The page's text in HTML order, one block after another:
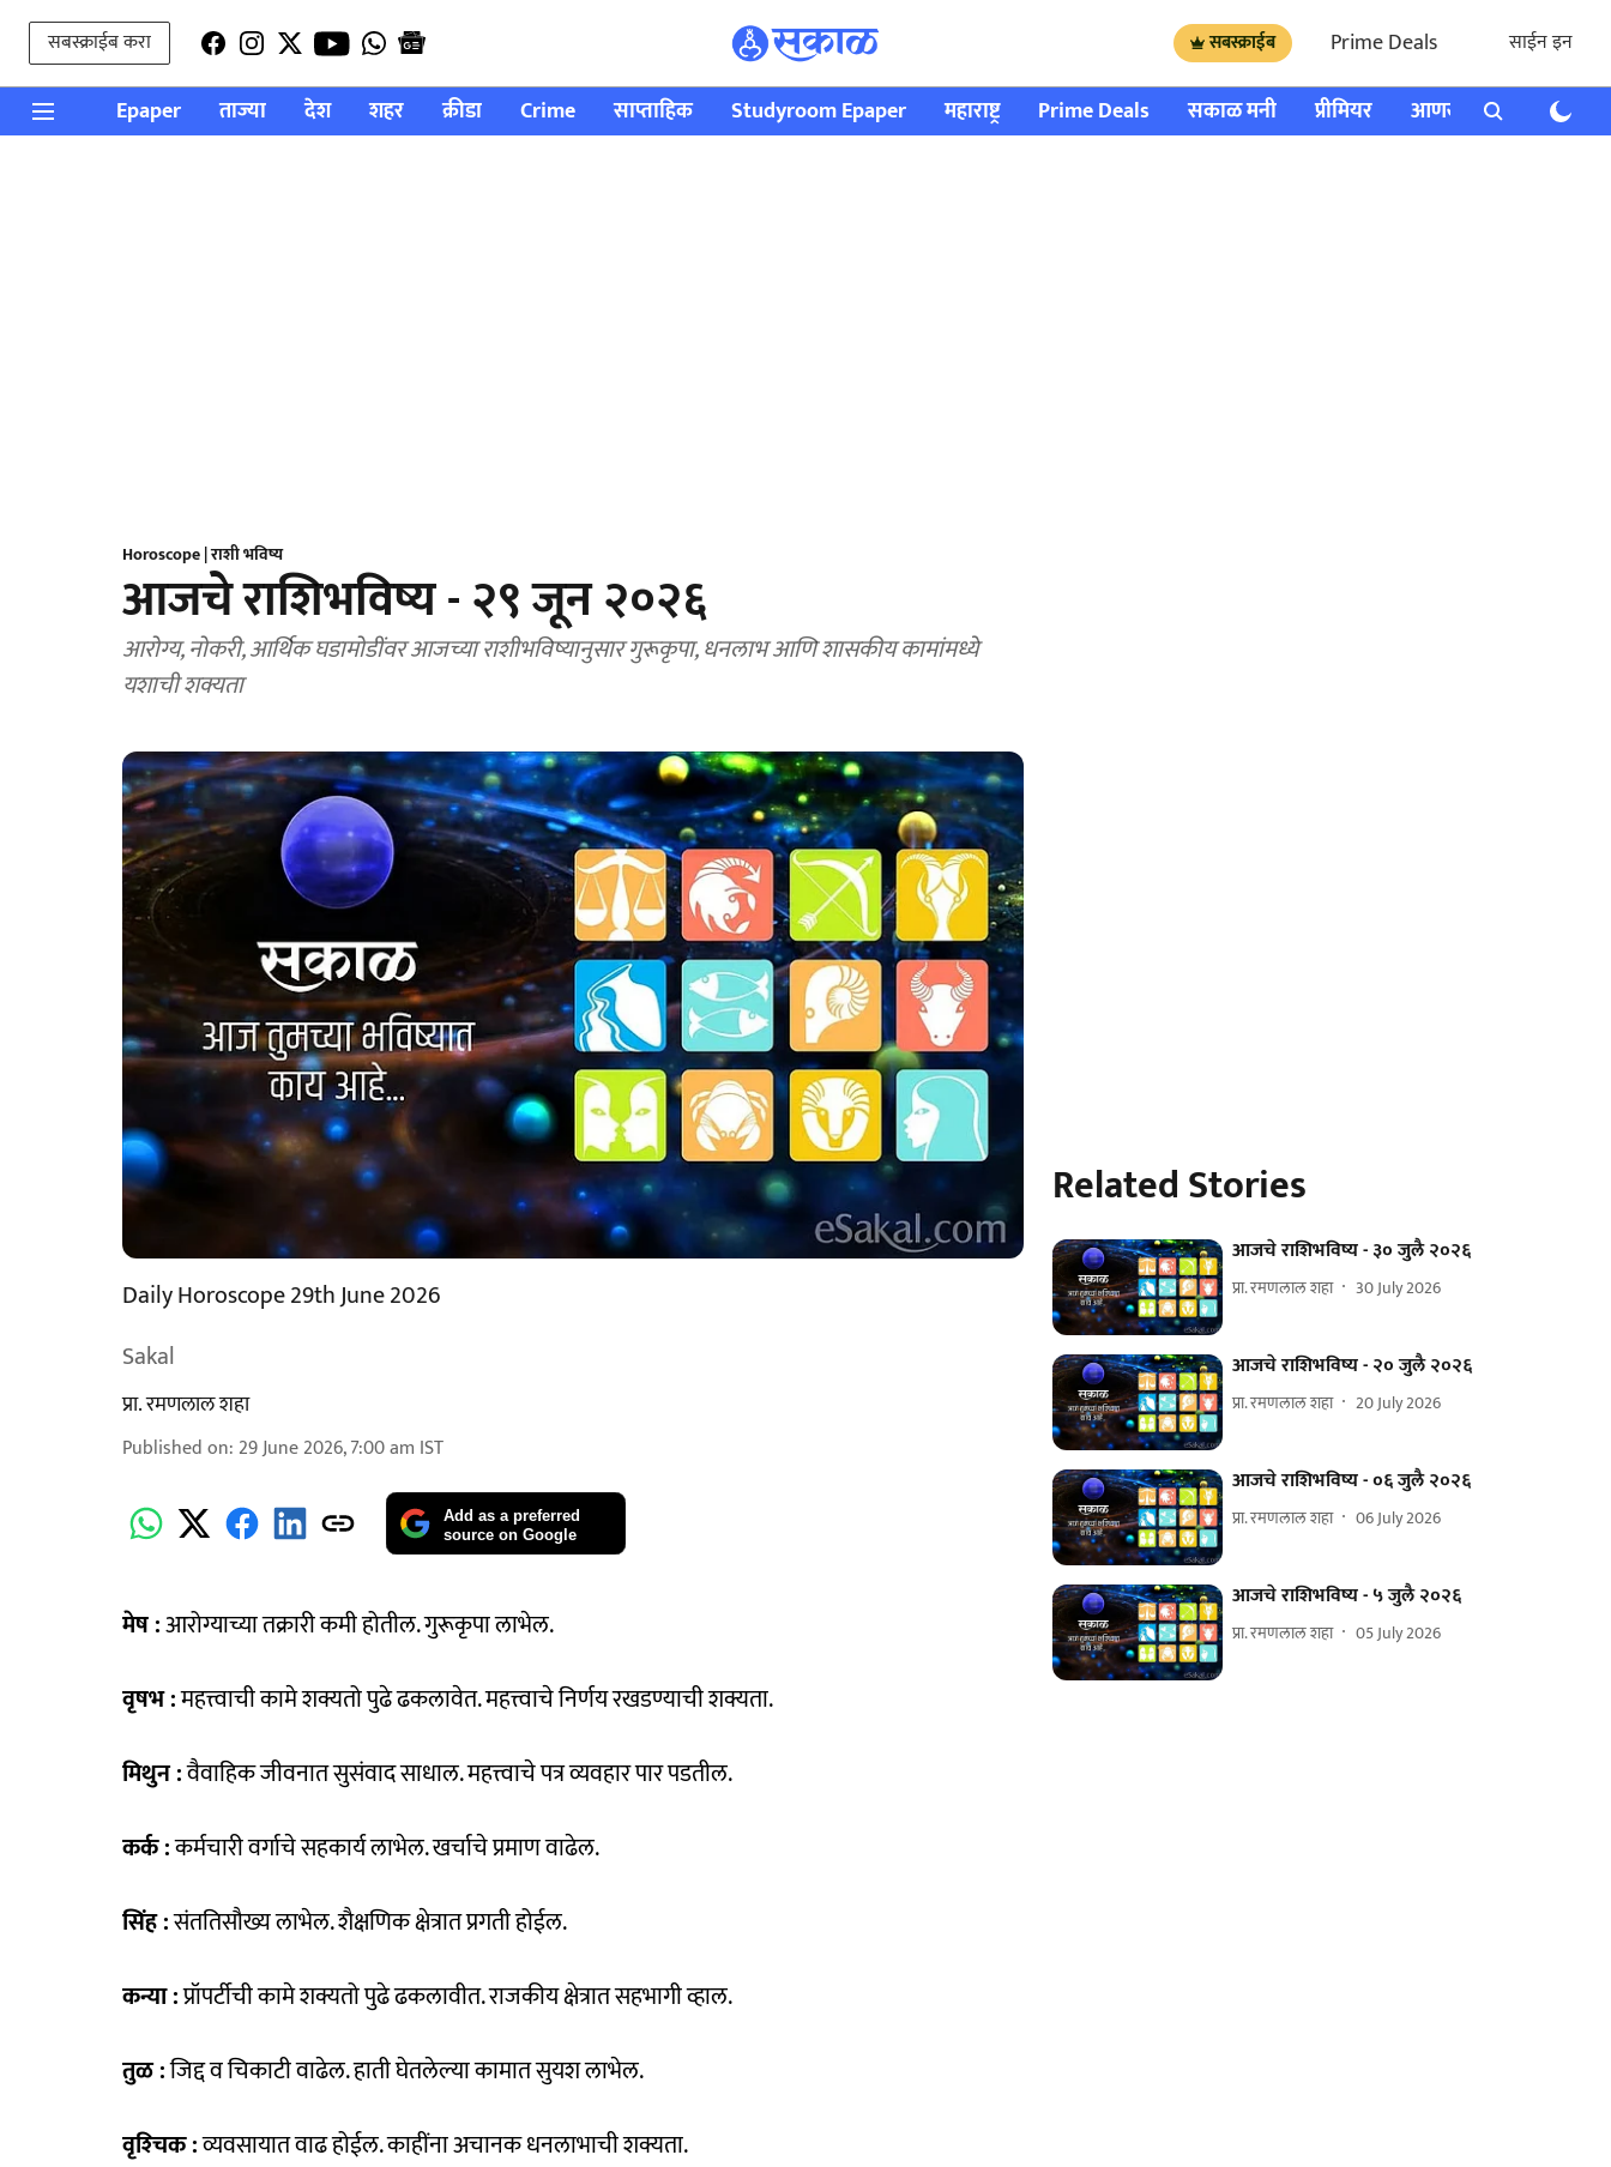
सबस्क्राईब करा सबस्क्राईब Prime Deals साईन इन
Epaper ताज्या देश शहर क्रीडा Crime साप्ताहिक Studyroom Epaper महाराष्ट्र Prime Deals सकाळ मनी प्रीमियर आणखी राशी भविष्य
Horoscope | राशी भविष्य
आजचे राशिभविष्य - २९ जून २०२६
आरोग्य, नोकरी, आर्थिक घडामोडींवर आजच्या राशीभविष्यानुसार गुरूकृपा, धनलाभ आणि शासकीय कामांमध्ये
यशाची शक्यता
Daily Horoscope 29th June 2026
Sakal
प्रा. रमणलाल शहा
Published on: 29 June 2026, 7:00 am IST
Add as a preferred
source on Google
मेष :आरोग्याच्या तक्रारी कमी होतील. गुरूकृपा लाभेल.
वृषभ :महत्त्वाची कामे शक्यतो पुढे ढकलावेत. महत्त्वाचे निर्णय रखडण्याची शक्यता.
मिथुन :वैवाहिक जीवनात सुसंवाद साधाल. महत्त्वाचे पत्र व्यवहार पार पडतील.
कर्क :कर्मचारी वर्गाचे सहकार्य लाभेल. खर्चाचे प्रमाण वाढेल.
सिंह :संततिसौख्य लाभेल. शैक्षणिक क्षेत्रात प्रगती होईल.
कन्या :प्रॉपर्टीची कामे शक्यतो पुढे ढकलावीत. राजकीय क्षेत्रात सहभागी व्हाल.
तुळ :जिद्द व चिकाटी वाढेल. हाती घेतलेल्या कामात सुयश लाभेल.
वृश्‍चिक :व्यवसायात वाढ होईल. काहींना अचानक धनलाभाची शक्यता.
Related Stories
आजचे राशिभविष्य - ३० जुलै २०२६
प्रा. रमणलाल शहा 30 July 2026
आजचे राशिभविष्य - २० जुलै २०२६
प्रा. रमणलाल शहा 20 July 2026
आजचे राशिभविष्य - ०६ जुलै २०२६
प्रा. रमणलाल शहा 06 July 2026
आजचे राशिभविष्य - ५ जुलै २०२६
प्रा. रमणलाल शहा 05 July 2026